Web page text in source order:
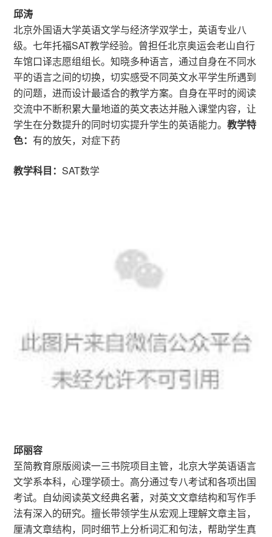
邱涛
北京外国语大学英语文学与经济学双学士，英语专业八
级。七年托福SAT教学经验。曾担任北京奥运会老山自行
车馆口译志愿组组长。知晓多种语言，通过自身在不同水
平的语言之间的切换，切实感受不同英文水平学生所遇到
的问题，进而设计最适合的教学方案。自身在平时的阅读
交流中不断积累大量地道的英文表达并融入课堂内容，让
学生在分数提升的同时切实提升学生的英语能力。教学特
色：有的放矢，对症下药
教学科目：SAT数学
邱丽容
至简教育原版阅读一三书院项目主管，北京大学英语语言
文学系本科，心理学硕士。高分通过专八考试和各项出国
考试。自幼阅读英文经典名著，对英文文章结构和写作手
法有深入的研究。擅长带领学生从宏观上理解文章主旨，
厘清文章结构，同时细节上分析词汇和句法，帮助学生真